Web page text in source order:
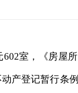
室，《房屋所
产登记暂行条